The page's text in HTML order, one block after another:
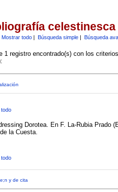
celestinesca
Mostrar todo| Búsqueda simple| Búsqueda
1 registro encontrado(s) con los
Dorotea. En F. La-Rubia Prado
la Cuesta.
y de cita